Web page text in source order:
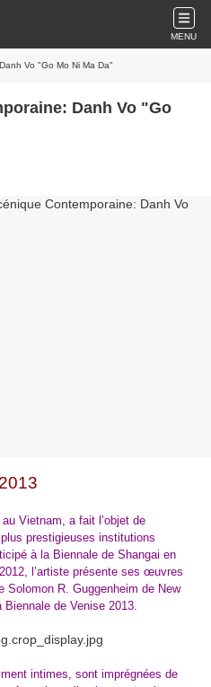
MENU
Vo "Go Mo Ni Ma Da"
Danh Vo "Go
Vietnam, a fait l’objet de
prestigieuses institutions
à la Biennale de Shangai en
l’artiste présente ses œuvres
Solomon R. Guggenheim de New
de Venise 2013.
intimes, sont imprégnées de